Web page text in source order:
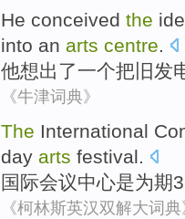
He conceived the
into an arts centre.
他想出了一个把 旧 发
《牛津词典》
The International
day arts festival
国际会议中心是为期
《柯林斯英汉双解大词典